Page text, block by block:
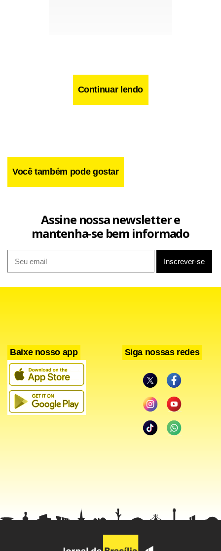
Continuar lendo
Você também pode gostar
Assine nossa newsletter e
mantenha-se bem informado
Baixe nosso app Siga nossas redes